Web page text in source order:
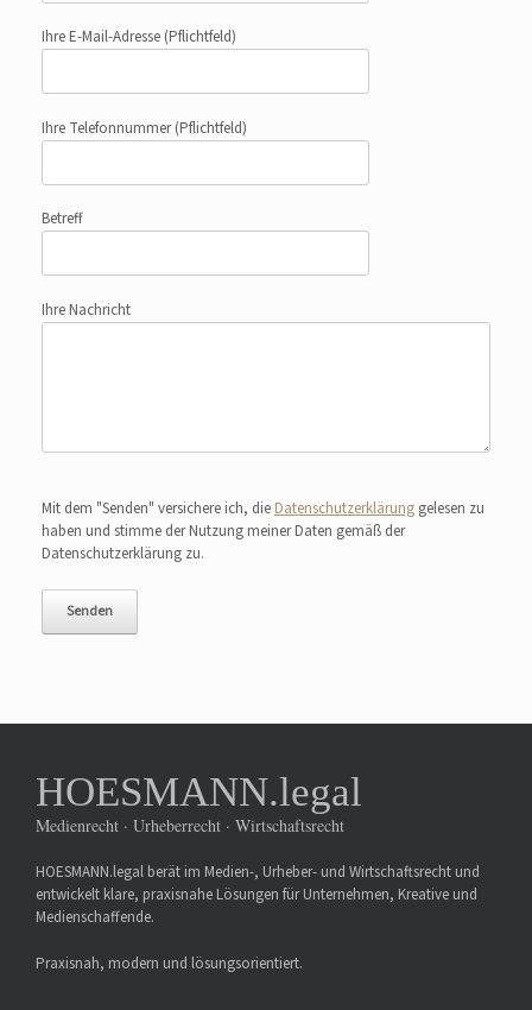
Ihre E-Mail-Adresse (Pflichtfeld)
Ihre Telefonnummer(Pflichtfeld)
Betreff
Ihre Nachricht
Mit dem "Senden" versichere ich, die Datenschutzerklärung gelesen zu
haben und stimme der Nutzung meiner Daten gemäß der
Datenschutzerklärung zu.
HOESMANN.legal
Medienrecht · Urheberrecht · Wirtschaftsrecht
HOESMANN.legal berät im Medien-, Urheber- und Wirtschaftsrecht und
entwickelt klare, praxisnahe Lösungen für Unternehmen, Kreative und
Medienschaffende.
Praxisnah, modern und lösungsorientiert.